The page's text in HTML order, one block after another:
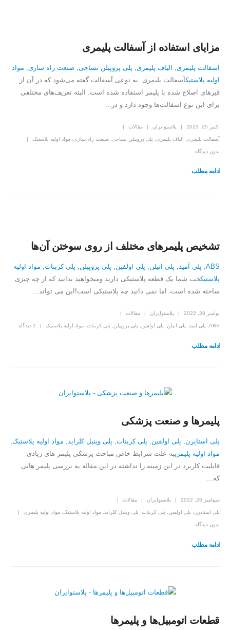
مزایای استفاده از آسفالت پلیمری
آسفالت پلیمری, الیاف پلیمری, پلی پروپیلن نساجی, صنعت راه سازی, مواد
اولیه پلاستیکآسفالت پلیمری به نوعی آسفالت‌ گفته می‌شود که در آن از
قیرهای اصلاح شده با پلیمر استفاده شده است. البته تعریف‌های مختلفی
برای این نوع آسفالت‌ها وجود دارد و در...
اکتبر 25, 2023 پلاستوایران مقالات
آسفالت پلیمری الیاف پلیمری پلی پروپیلن نساجی صنعت راه سازی مواد اولیه پلاستیک
بدون دیدگاه
ادامه مطلب
تشخیص پلیمرهای مختلف از روی سوختن آن‌ها
ABS
, پلی آمید, پلی اتیلن, پلی اولفین, پلی پروپیلن, پلی کربنات, مواد اولیه
پلاستیکخب شما یک قطعه پلاستیکی دارید ومیخواهید بدانید که از چه چیزی
ساخته شده است، اما نمی دانید چه پلاستیکی است!این می تواند...
نوامبر 28, 2022 پلاستوایران مقالات
ABS پلی آمید پلی اتیلن پلی اولفین پلی پروپیلن پلی کربنات مواد اولیه پلاستیک 1 دیدگاه
ادامه مطلب
پلیمرها و صنعت پزشکی
پلی استایرن پلی اولفین پلی کربنات پلی وینیل کلراید مواد اولیه پلاستیک
مواد اولیه پلیمریبه علت شرایط خاص مباحث پزشکی پلیمر های زیادی
قابلیت کاربرد در این زمینه را نداشته در این مقاله به بررسی پلیمر هایی
که...
سپتامبر 26, 2022 پلاستوایران مقالات
پلی استایرن, پلی اولفین, پلی کربنات, پلی وینیل کلراید, مواد اولیه پلاستیک, مواد اولیه پلیمری
بدون دیدگاه
ادامه مطلب
قطعات اتومبیل‌ها و پلیمرها